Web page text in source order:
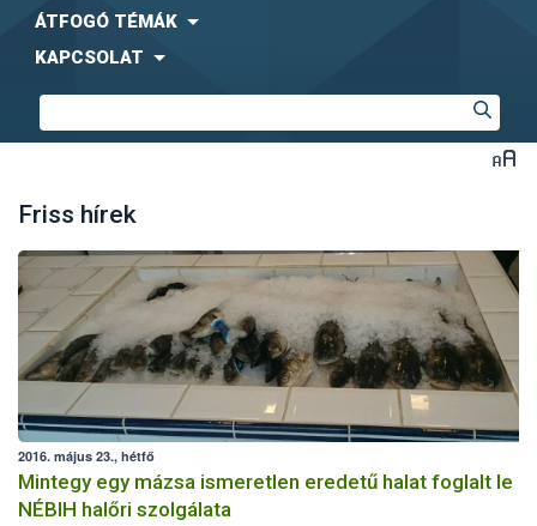
ÁTFOGÓ TÉMÁK
KAPCSOLAT
Friss hírek
2016. május 23., hétfő
Mintegy egy mázsa ismeretlen eredetű halat foglalt le a
NÉBIH halőri szolgálata